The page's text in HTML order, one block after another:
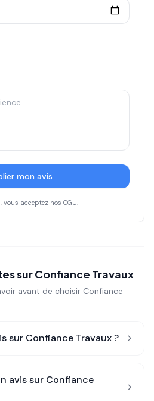
mon avis
vous acceptez nos CGU.
surConfiance Travaux
avant de choisir Confiance
sur Confiance Travaux?
avis sur Confiance